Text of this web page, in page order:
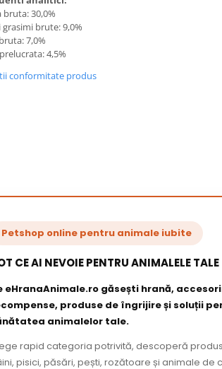
bruta: 30,0%
grasimi brute: 9,0%
7,0%
4,5%
conformitate produs
Petshop online pentru animale iubite
CE AI NEVOIE PENTRU ANIMALELE TALE
eHranaAnimale.ro găsești hrană,
produse de îngrijire și soluții
animalelor tale.
rapid categoria potrivită, descoperă
pisici, păsări, pești, rozătoare și animale de